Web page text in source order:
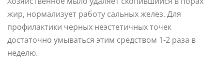
жир, нормализует работу сальных желез. Для
профилактики черных неэстетичных точек
достаточно умываться этим средством 1-2 раза в
неделю.